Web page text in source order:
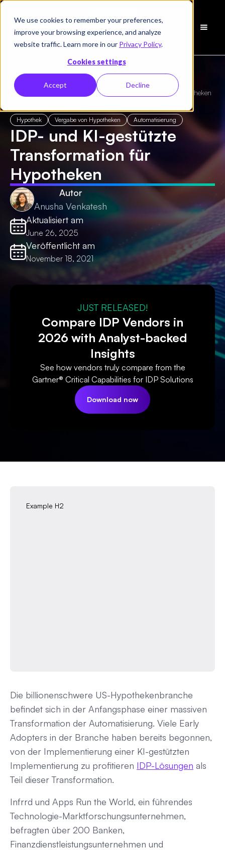
We use cookies to remember your preferences,
improve your browsing experience, and analyze
website traffic. Learn more in our Privacy Policy.
Cookies settings
Accept Decline
Demo
vereinbaren
← Alle Blogs IDP- und KI-gestützte Transformation für Hypotheken
Hypothek Vergabe von Hypotheken Automatisierung
IDP- und KI-gestützte
Transformation für
Hypotheken
Autor
Anusha Venkatesh
Aktualisiert am
June 26, 2025
Veröffentlicht am
November 18, 2021
JUST RELEASED!
Compare IDP Vendors in
2026 with Analyst-backed
Insights
See how vendors truly compare from the
Gartner® Critical Capabilities for IDP Solutions
Download now
Example H2
Die billionenschwere US-Hypothekenbranche
befindet sich in der Anfangsphase einer massiven
Transformation der Automatisierung. Viele Early
Adopters in der Branche haben bereits begonnen,
von der Implementierung einer KI-gestützten
Implementierung zu profitieren IDP-Lösungen als
Teil dieser Transformation.
Infrrd und Apps Run the World, ein führendes
Technologie-Marktforschungsunternehmen,
befragten über 200 Banken,
Finanzdienstleistungsunternehmen und